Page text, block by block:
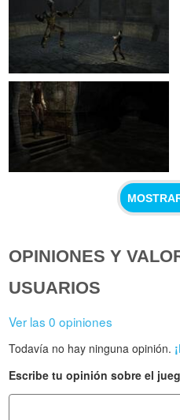
OPINIONES Y
USUARIOS
Ver las 0 opiniones
Todavía no hay ninguna opinión.
Escribe tu opinión sobre el